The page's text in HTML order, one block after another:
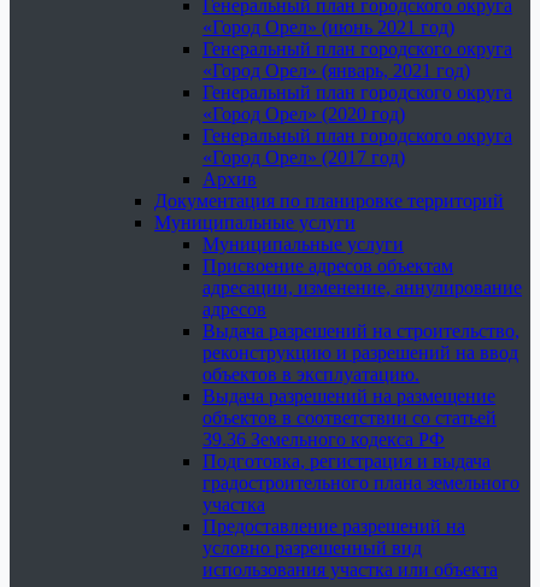
Генеральный план городского округа
«Город Орел» (июнь 2021 год)
Генеральный план городского округа
«Город Орел» (январь, 2021 год)
Генеральный план городского округа
«Город Орел» (2020 год)
Генеральный план городского округа
«Город Орел» (2017 год)
Архив
Документация по планировке территорий
Муниципальные услуги
Муниципальные услуги
Присвоение адресов объектам
адресации, изменение, аннулирование
адресов
Выдача разрешений на строительство,
реконструкцию и разрешений на ввод
объектов в эксплуатацию.
Выдача разрешений на размещение
объектов в соответствии со статьей
39.36 Земельного кодекса РФ
Подготовка, регистрация и выдача
градостроительного плана земельного
участка
Предоставление разрешений на
условно разрешенный вид
использования участка или объекта